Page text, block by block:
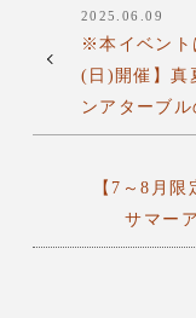
2025.06.09
※本イベント
(日)開催】真
ンアターブ
【7～8月
サマー